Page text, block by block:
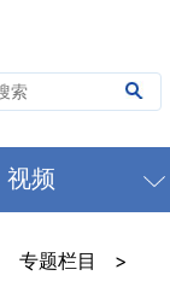
视频
专题栏目
>